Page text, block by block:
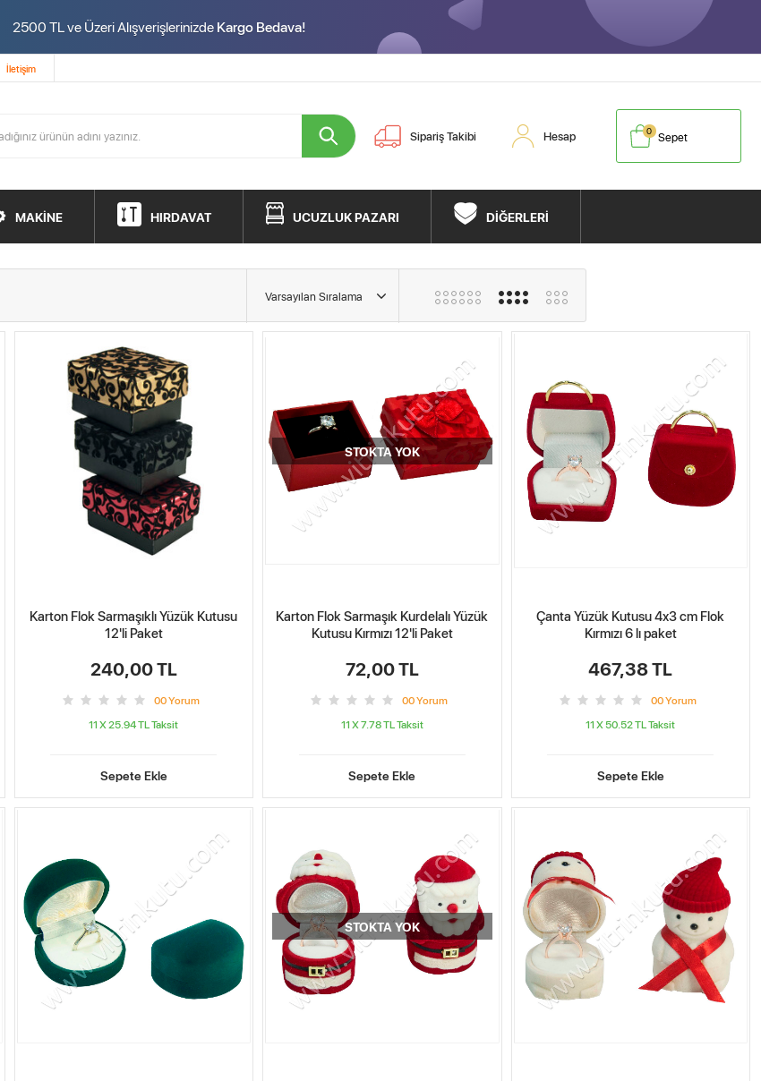
2500 TL ve Üzeri AlışverişlerinizdeKargo Bedava!
İletişim
Sipariş Takibi Hesap Sepet
0
MAKİNE HIRDAVAT UCUZLUK PAZARI DİĞERLERİ
Karton Flok Sarmaşıklı Yüzük Kutusu
12'li Paket
240,00 TL
00Yorum
11 X 25.94 TLTaksit
Sepete Ekle
STOKTA YOK
Karton Flok Sarmaşık Kurdelalı Yüzük
Kutusu Kırmızı 12'li Paket
72,00 TL
00Yorum
11 X 7.78 TLTaksit
Sepete Ekle
Çanta Yüzük Kutusu 4x3 cm Flok
Kırmızı 6 lı paket
467,38 TL
00Yorum
11 X 50.52 TLTaksit
Sepete Ekle
STOKTA YOK